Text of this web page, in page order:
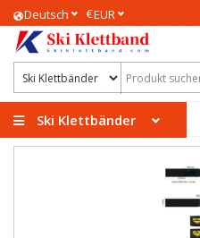
Deutsch €EUR
Ski Klettbänder